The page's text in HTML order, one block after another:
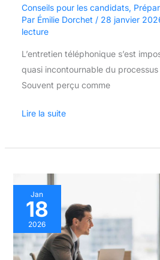
Conseils pour les candidats,
Par Émilie Dorchet / 28 janvier
lecture
L’entretien téléphonique s’est
quasi incontournable du
Souvent perçu comme
Lire la suite
Jan
18
2026
Questions
poser
en
entretien